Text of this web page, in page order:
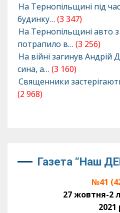
На Тернопільщині під
будинку… (3 347)
На Тернопільщині авто
потрапило в… (3 256)
На війні загинув Андрій
сина, а… (3 160)
Священники
(2 968)
Газета “Наш
№41
27 жовтня-2
2021